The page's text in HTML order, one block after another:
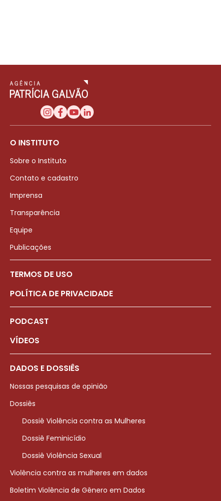
O INSTITUTO
Sobre o Instituto
Contato e cadastro
Imprensa
Transparência
Equipe
Publicações
TERMOS DE USO
POLÍTICA DE PRIVACIDADE
PODCAST
VÍDEOS
DADOS E DOSSIÊS
Nossas pesquisas de opinião
Dossiês
Dossiê Violência contra as Mulheres
Dossiê Feminicídio
Dossiê Violência Sexual
Violência contra as mulheres em dados
Boletim Violência de Gênero em Dados